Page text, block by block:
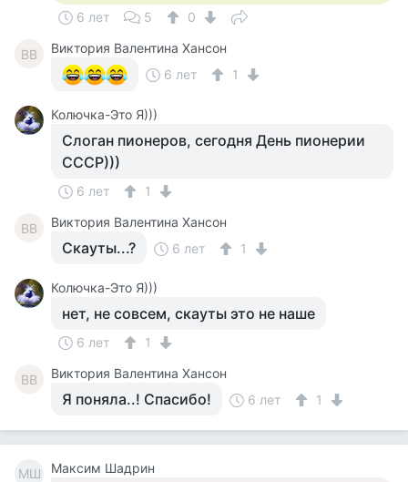
6 лет 5 0
ВВ
Виктория Валентина Хансон
6 лет
1
Колючка-Это Я)))
Слоган пионеров, сегодня День пионерии
СССР)))
6 лет 1
ВВ Виктория Валентина Хансон
Скауты...? 6 лет 1
Колючка-Это Я)))
нет, не совсем, скауты это не наше
6 лет 1
ВВ Виктория Валентина Хансон
Я поняла..! Спасибо! 6 лет 1
МШ Максим Шадрин